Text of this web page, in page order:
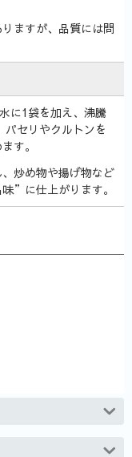
ますが、品質には問
に1袋を加え、沸騰
セリやクルトンを
す。
炒め物や揚げ物など
”に仕上がります。